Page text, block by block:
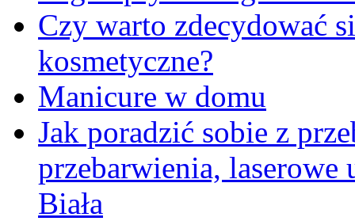
Czy warto zdecydować
kosmetyczne?
Manicure w domu
Jak poradzić sobie z
przebarwienia, laserowe
Biała